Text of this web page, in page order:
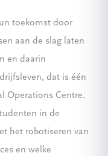
toekomst door
aan de slag laten
en daarin
dat is één
Operations Centre.
in de
het robotiseren van
en welke